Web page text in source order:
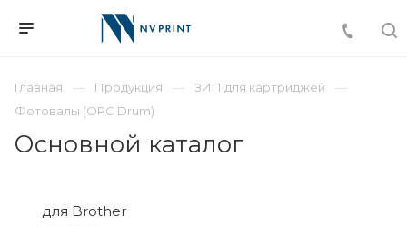
Главная Продукция
ЗИП для картриджей
Фотовалы (OPC Drum)
Основной каталог
для Brother